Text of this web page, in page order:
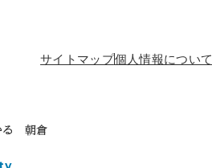
サイトマップ個人情報について